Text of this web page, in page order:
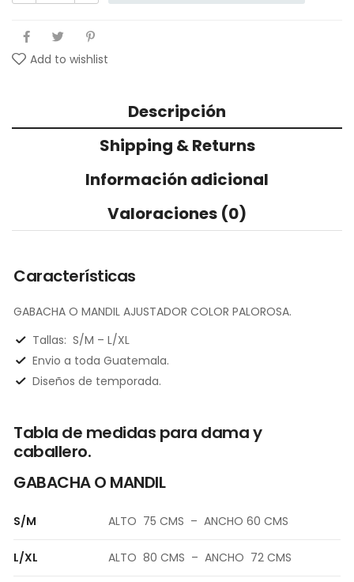
Add to wishlist
Descripción
Shipping & Returns
Información adicional
Valoraciones (0)
Características
GABACHA O MANDIL AJUSTADOR COLOR PALOROSA.
Tallas: S/M – L/XL
Envio a toda Guatemala.
Diseños de temporada.
Tabla de medidas para dama y
caballero.
GABACHA O MANDIL
S/M ALTO 75 CMS – ANCHO 60 CMS
L/XL ALTO 80 CMS – ANCHO 72 CMS